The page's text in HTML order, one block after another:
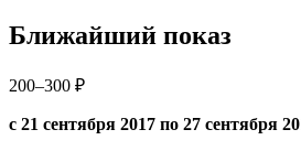
Ближайший показ
200–300 ₽
с 21 сентября 2017 по 27 сентября